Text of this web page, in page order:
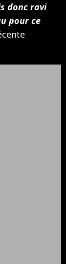
donc ravi
pour ce